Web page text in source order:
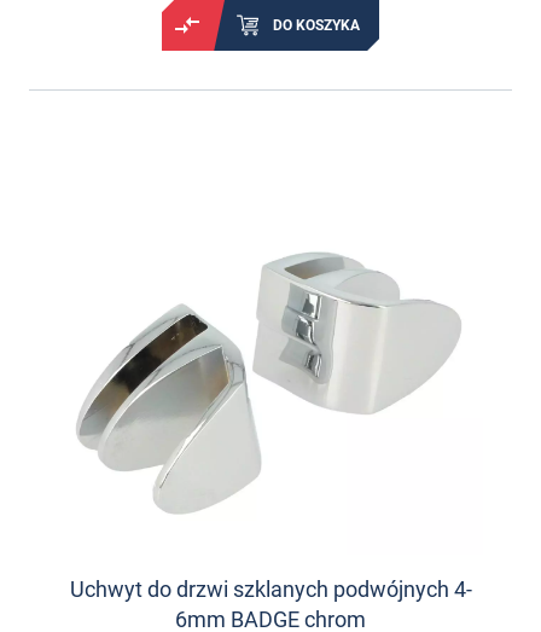
DO KOSZYKA
Uchwyt do drzwi szklanych podwójnych 4-
6mm BADGE chrom